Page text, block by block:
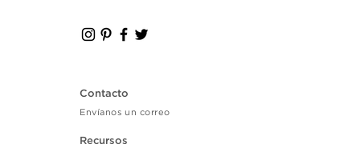
Contacto
Envíanos un correo
Recursos